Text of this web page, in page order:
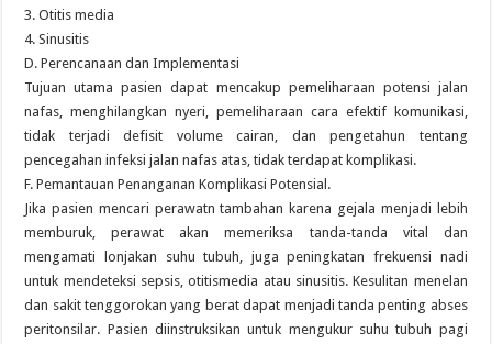
3. Otitis media
4. Sinusitis
D. Perencanaan dan Implementasi
Tujuan utama pasien dapat mencakup pemeliharaan potensi jalan
nafas, menghilangkan nyeri, pemeliharaan cara efektif komunikasi,
tidak terjadi defisit volume cairan, dan pengetahun tentang
pencegahan infeksi jalan nafas atas, tidak terdapat komplikasi.
F. Pemantauan Penanganan Komplikasi Potensial.
Jika pasien mencari perawatn tambahan karena gejala menjadi lebih
memburuk, perawat akan memeriksa tanda-tanda vital dan
mengamati lonjakan suhu tubuh, juga peningkatan frekuensi nadi
untuk mendeteksi sepsis, otitismedia atau sinusitis. Kesulitan menelan
dan sakit tenggorokan yang berat dapat menjadi tanda penting abses
peritonsilar. Pasien diinstruksikan untuk mengukur suhu tubuh pagi